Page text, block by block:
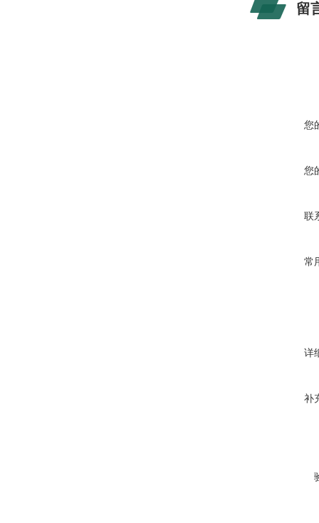
留
您
您
联
常
详
补